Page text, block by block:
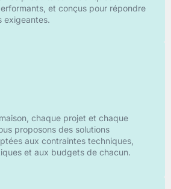
et conçus pour répondre
exigeantes.
chaque projet et chaque
proposons des solutions
aux contraintes techniques,
et aux budgets de chacun.